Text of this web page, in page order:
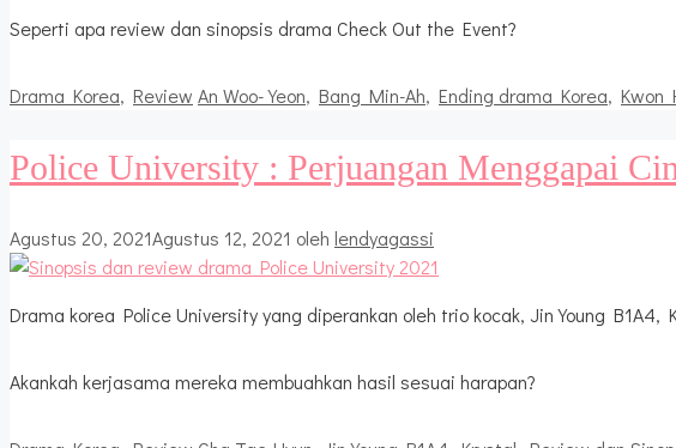
Seperti apa review dan sinopsis drama Check Out the Event?
Kategori
Drama Korea, Review Tag
An Woo-Yeon, Bang Min-Ah, Ending drama Korea, Kwon
Police University : Perjuangan Menggapai
Agustus 20, 2021Agustus 12, 2021 oleh lendyagassi
Drama korea Police University yang diperankan oleh trio kocak, Jin Young
Akankah kerjasama mereka membuahkan hasil sesuai harapan?